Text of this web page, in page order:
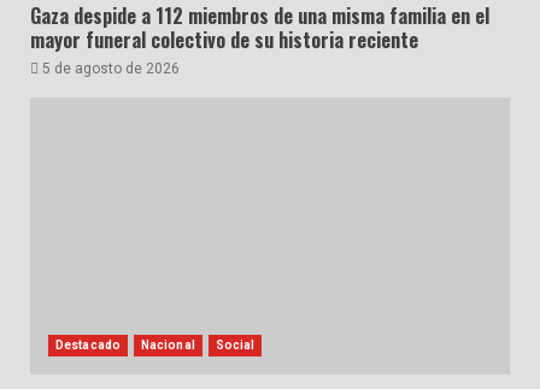
Gaza despide a 112 miembros de una misma familia en el
mayor funeral colectivo de su historia reciente
5 de agosto de 2026
Destacado Nacional Social